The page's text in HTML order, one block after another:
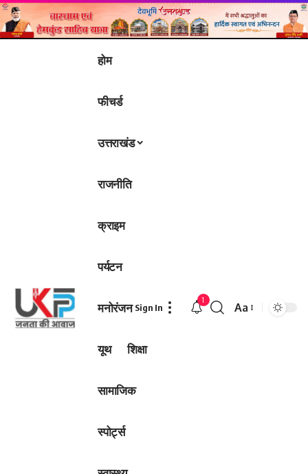
होम
फीचर्ड
उत्तराखंड
राजनीति
क्राइम
पर्यटन
मनोरंजन
यूथ शिक्षा
सामाजिक
स्पोर्ट्स
Sign In
1
Font
Aa